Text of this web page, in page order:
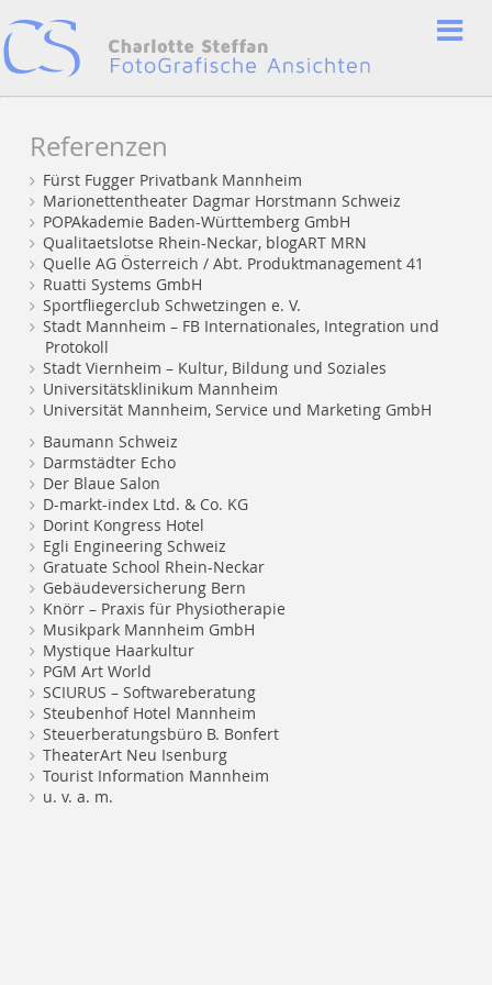
Referenzen
Fürst Fugger Privatbank Mannheim
Marionettentheater Dagmar Horstmann Schweiz
POPAkademie Baden-Württemberg GmbH
Qualitaetslotse Rhein-Neckar, blogART MRN
Quelle AG Österreich / Abt. Produktmanagement 41
Ruatti Systems GmbH
Sportfliegerclub Schwetzingen e. V.
Stadt Mannheim – FB Internationales, Integration und
Protokoll
Stadt Viernheim – Kultur, Bildung und Soziales
Universitätsklinikum Mannheim
Universität Mannheim, Service und Marketing GmbH
Baumann Schweiz
Darmstädter Echo
Der Blaue Salon
D-markt-index Ltd. & Co. KG
Dorint Kongress Hotel
Egli Engineering Schweiz
Gratuate School Rhein-Neckar
Gebäudeversicherung Bern
Knörr – Praxis für Physiotherapie
Musikpark Mannheim GmbH
Mystique Haarkultur
PGM Art World
SCIURUS – Softwareberatung
Steubenhof Hotel Mannheim
Steuerberatungsbüro B. Bonfert
TheaterArt Neu Isenburg
Tourist Information Mannheim
u. v. a. m.